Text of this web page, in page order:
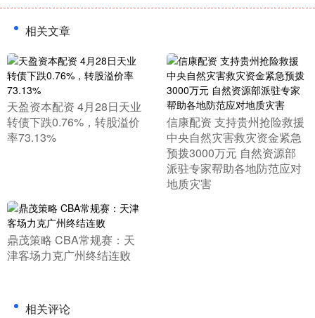
相关文章
​天盈资本配资 4月28日天业
转债下跌0.76%，转股溢价
率73.13%
​信康配资 支持贵州抢险救援
中央自然灾害救灾资金紧急
预拨3000万元 自然资源部
派驻专家帮助各地防范应对
地质灾害
​鼎茂策略 CBA常规赛：天
津客场力克广州终结连败
相关评论